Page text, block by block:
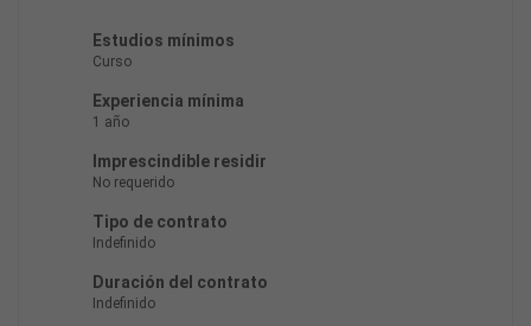
Estudios mínimos
Curso
Experiencia mínima
1 año
Imprescindible residir
No requerido
Tipo de contrato
Indefinido
Duración del contrato
Indefinido